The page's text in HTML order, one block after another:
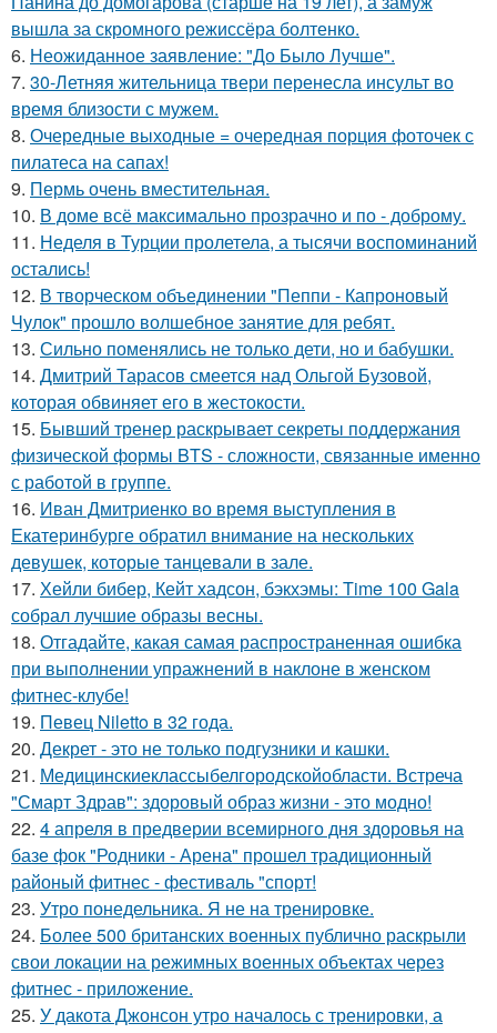
вышла за скромного режиссёра болтенко.
6. Неожиданное заявление: "До Было Лучше".
7. 30-Летняя жительница твери перенесла инсульт во
время близости с мужем.
8. Очередные выходные = очередная порция фоточек с
пилатеса на сапах!
9. Пермь очень вместительная.
10. В доме всё максимально прозрачно и по - доброму.
11. Неделя в Турции пролетела, а тысячи воспоминаний
остались!
12. В творческом объединении "Пеппи - Капроновый
Чулок" прошло волшебное занятие для ребят.
13. Сильно поменялись не только дети, но и бабушки.
14. Дмитрий Тарасов смеется над Ольгой Бузовой,
которая обвиняет его в жестокости.
15. Бывший тренер раскрывает секреты поддержания
физической формы BTS - сложности, связанные именно
с работой в группе.
16. Иван Дмитриенко во время выступления в
Екатеринбурге обратил внимание на нескольких
девушек, которые танцевали в зале.
17. Хейли бибер, Кейт хадсон, бэкхэмы: Time 100 Gala
собрал лучшие образы весны.
18. Отгадайте, какая самая распространенная ошибка
при выполнении упражнений в наклоне в женском
фитнес-клубе!
19. Певец Niletto в 32 года.
20. Декрет - это не только подгузники и кашки.
21. Медицинскиеклассыбелгородскойобласти. Встреча
"Смарт Здрав": здоровый образ жизни - это модно!
22. 4 апреля в предверии всемирного дня здоровья на
базе фок "Родники - Арена" прошел традиционный
районый фитнес - фестиваль "спорт!
23. Утро понедельника. Я не на тренировке.
24. Более 500 британских военных публично раскрыли
свои локации на режимных военных объектах через
фитнес - приложение.
25. У дакота Джонсон утро началось с тренировки, а